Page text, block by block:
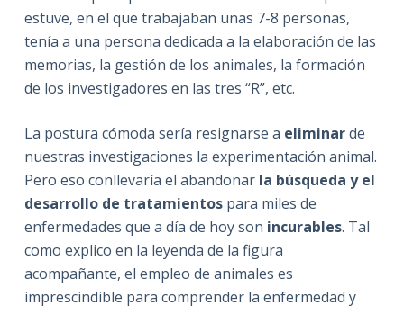
estuve, en el que trabajaban unas 7-8 personas,
tenía a una persona dedicada a la elaboración de las
memorias, la gestión de los animales, la formación
de los investigadores en las tres “R”, etc.
La postura cómoda sería resignarse a eliminarde
nuestras investigaciones la experimentación animal.
Pero eso conllevaría el abandonar la búsqueda y el
desarrollo de tratamientospara miles de
enfermedades que a día de hoy son incurables. Tal
como explico en la leyenda de la figura
acompañante, el empleo de animales es
imprescindible para comprender la enfermedad y